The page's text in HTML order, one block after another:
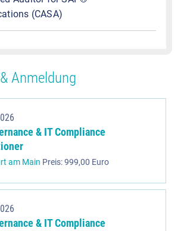
(CASA)
Anmeldung
& IT Compliance
am Main Preis: 999,00 Euro
& IT Compliance